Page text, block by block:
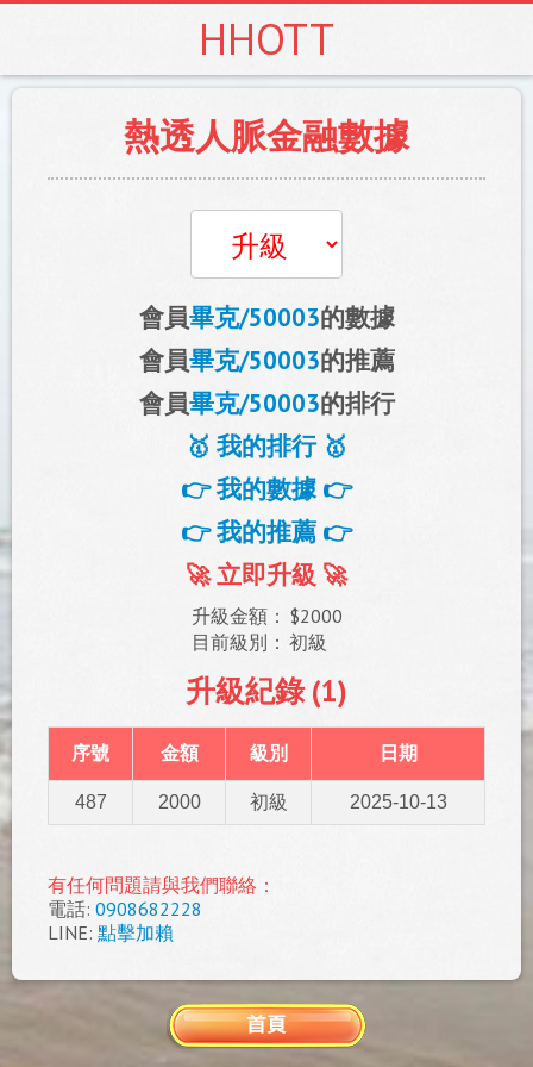
HHOTT
熱透人脈金融數據
會員畢克/50003的數據
會員畢克/50003的推薦
會員畢克/50003的排行
🥇 我的排行 🥇
👉 我的數據 👉
👉 我的推薦 👉
🚀 立即升級 🚀
升級金額： $2000
目前級別： 初級
升級紀錄 (1)
序號 金額 級別 日期
487 2000 初級 2025-10-13
有任何問題請與我們聯絡：
電話: 0908682228
LINE: 點擊加賴